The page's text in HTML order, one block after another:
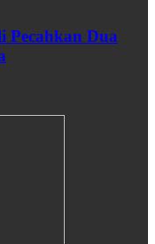
Pecahkan Dua